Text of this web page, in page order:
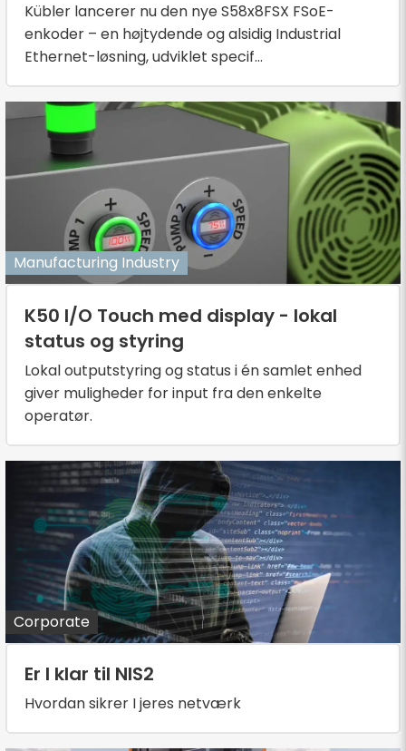
Kübler lancerer nu den nye S58x8FSX FSoE-
enkoder – en højtydende og alsidig Industrial
Ethernet-løsning, udviklet specif...
Manufacturing Industry
K50 I/O Touch med display - lokal
status og styring
Lokal outputstyring og status i én samlet enhed
giver muligheder for input fra den enkelte
operatør.
Corporate
Er I klar til NIS2
Hvordan sikrer I jeres netværk